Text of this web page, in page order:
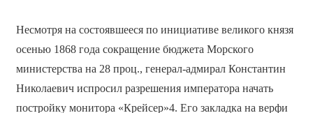
Несмотря на состоявшееся по инициативе великого князя
осенью 1868 года сокращение бюджета Морского
министерства на 28 проц., генерал-адмирал Константин
Николаевич испросил разрешения императора начать
постройку монитора «Крейсер»4. Его закладка на верфи